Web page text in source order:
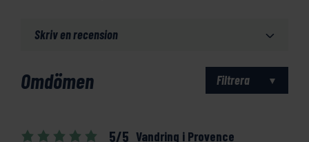
Skriv en recension
Omdömen Filtrera
5/5 Vandring i Provence